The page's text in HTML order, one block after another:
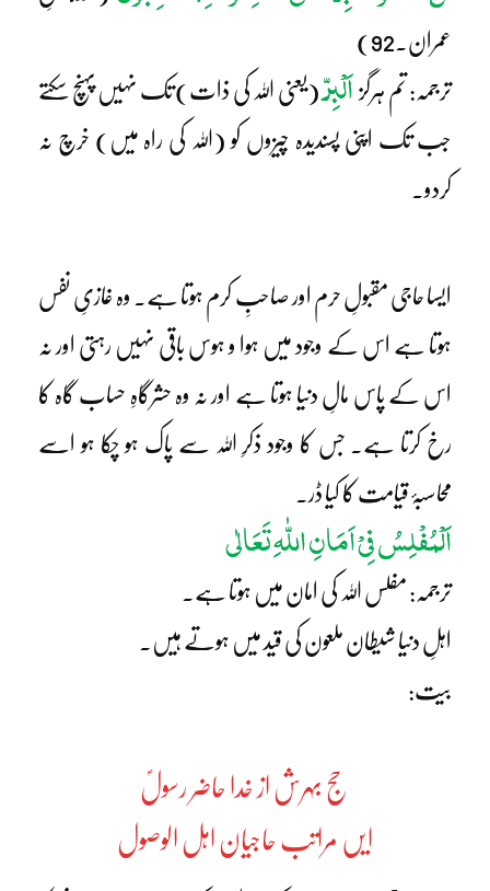
عمران۔92)
ترجمہ: تم ہرگز اَلْبِرّ(یعنی اللہ کی ذات) تک نہیں پہنچ سکتے
جب تک اپنی پسندیدہ چیزوں کو (اللہ کی راہ میں) خرچ نہ
کردو۔
ایسا حاجی مقبولِ حرم اور صاحبِ کرم ہوتا ہے۔ وہ غازیِ نفس
ہوتا ہے اس کے وجود میں ہوا و ہوس باقی نہیں رہتی اور نہ
اس کے پاس مالِ دنیا ہوتا ہے اور نہ وہ حشرگاہِ حساب گاہ کا
رخ کرتا ہے۔ جس کا وجود ذکرِ اللہ سے پاک ہو چکا ہو اسے
محاسبۂ قیامت کا کیا ڈر۔
اَلْمُفْلِسُ فِیْ اَمَانِ اللّٰہِ تَعَالٰی
ترجمہ: مفلس اللہ کی امان میں ہوتا ہے۔
اہلِ دنیا شیطان ملعون کی قید میں ہوتے ہیں۔
بیت:
حج بہرش از خدا حاضر رسولؐ
ایں مراتب حاجیان اہل الوصول